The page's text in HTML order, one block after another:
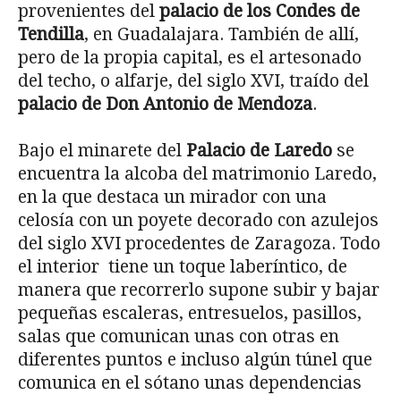
provenientes del palacio de los Condes de
Tendilla, en Guadalajara. También de allí,
pero de la propia capital, es el artesonado
del techo, o alfarje, del siglo XVI, traído del
palacio de Don Antonio de Mendoza.
Bajo el minarete del Palacio de Laredo se
encuentra la alcoba del matrimonio Laredo,
en la que destaca un mirador con una
celosía con un poyete decorado con azulejos
del siglo XVI procedentes de Zaragoza. Todo
el interior tiene un toque laberíntico, de
manera que recorrerlo supone subir y bajar
pequeñas escaleras, entresuelos, pasillos,
salas que comunican unas con otras en
diferentes puntos e incluso algún túnel que
comunica en el sótano unas dependencias